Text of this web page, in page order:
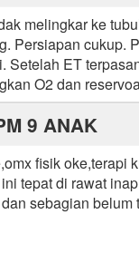
melingkar ke
Persiapan cukup.
Setelah ET
O2 dan
9 ANAK
fisik oke,terapi
tepat di rawat
sebagian belum